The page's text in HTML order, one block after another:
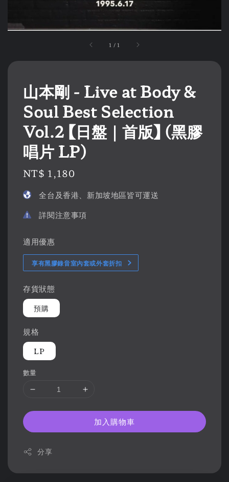
1 /1
山本剛 - Live at Body &
Soul Best Selection
Vol.2 【日盤｜首版】 (黑膠
唱片 LP)
Regular
NT$ 1,180
全台及香港、新加坡地區皆可運送
詳閱注意事項
適用優惠
享有黑膠錄音室內套或外套折扣
存貨狀態
預購
規格
LP
數量
加入購物車
分享